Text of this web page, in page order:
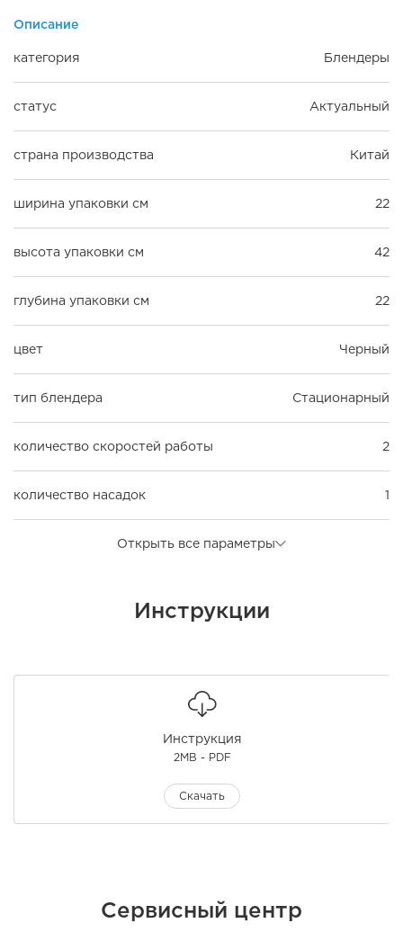
Описание
категория Блендеры
статус Актуальный
страна производства Китай
ширина упаковки см 22
высота упаковки см 42
глубина упаковки см 22
цвет Черный
тип блендера Стационарный
количество скоростей работы 2
количество насадок 1
Открыть все параметры
Инструкции
Инструкция
2MB - PDF
Скачать
Сервисный центр